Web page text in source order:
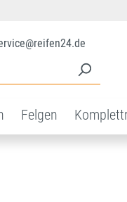
Felgen